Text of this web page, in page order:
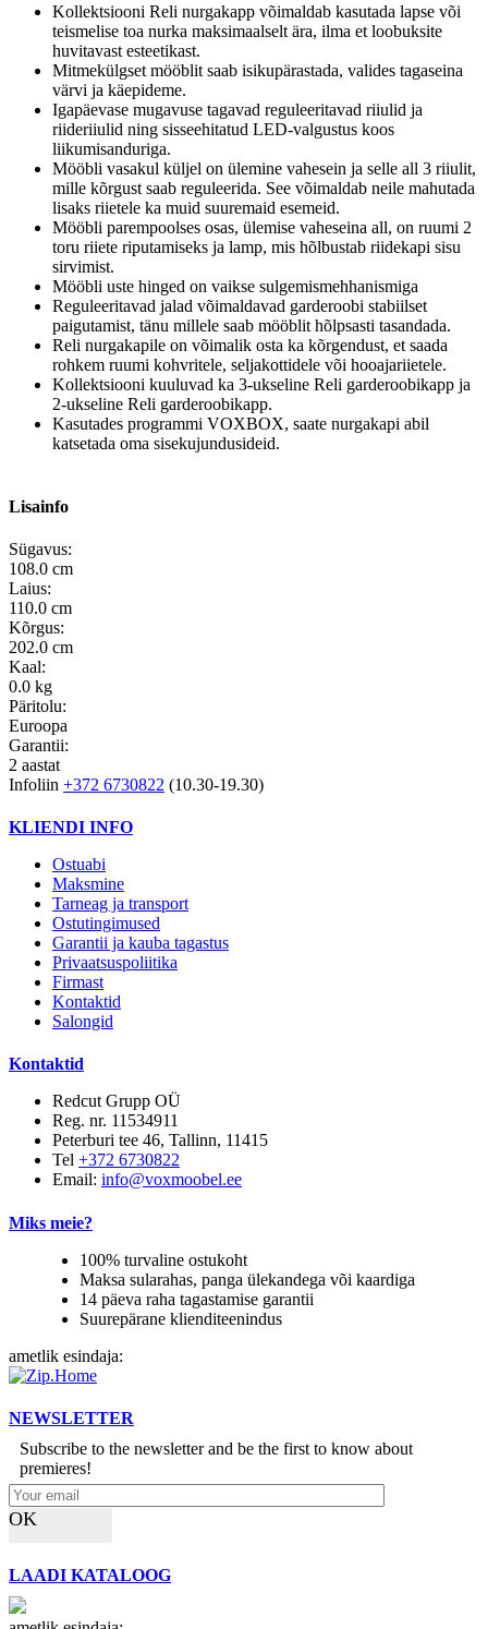
Kollektsiooni Reli nurgakapp võimaldab kasutada lapse või
teismelise toa nurka maksimaalselt ära, ilma et loobuksite
huvitavast esteetikast.
Mitmekülgset mööblit saab isikupärastada, valides tagaseina
värvi ja käepideme.
Igapäevase mugavuse tagavad reguleeritavad riiulid ja
riideriiulid ning sisseehitatud LED-valgustus koos
liikumisanduriga.
Mööbli vasakul küljel on ülemine vahesein ja selle all 3 riiulit,
mille kõrgust saab reguleerida. See võimaldab neile mahutada
lisaks riietele ka muid suuremaid esemeid.
Mööbli parempoolses osas, ülemise vaheseina all, on ruumi 2
toru riiete riputamiseks ja lamp, mis hõlbustab riidekapi sisu
sirvimist.
Mööbli uste hinged on vaikse sulgemismehhanismiga
Reguleeritavad jalad võimaldavad garderoobi stabiilset
paigutamist, tänu millele saab mööblit hõlpsasti tasandada.
Reli nurgakapile on võimalik osta ka kõrgendust, et saada
rohkem ruumi kohvritele, seljakottidele või hooajariietele.
Kollektsiooni kuuluvad ka 3-ukseline Reli garderoobikapp ja
2-ukseline Reli garderoobikapp.
Kasutades programmi VOXBOX, saate nurgakapi abil
katsetada oma sisekujundusideid.
Lisainfo
Sügavus:
108.0 cm
Laius:
110.0 cm
Kõrgus:
202.0 cm
Kaal:
0.0 kg
Päritolu:
Euroopa
Garantii:
2 aastat
Infoliin +372 6730822 (10.30-19.30)
KLIENDI INFO
Ostuabi
Maksmine
Tarneag ja transport
Ostutingimused
Garantii ja kauba tagastus
Privaatsuspoliitika
Firmast
Kontaktid
Salongid
Kontaktid
Redcut Grupp OÜ
Reg. nr. 11534911
Peterburi tee 46, Tallinn, 11415
Tel +372 6730822
Email: info@voxmoobel.ee
Miks meie?
100% turvaline ostukoht
Maksa sularahas, panga ülekandega või kaardiga
14 päeva raha tagastamise garantii
Suurepärane klienditeenindus
ametlik esindaja:
NEWSLETTER
Subscribe to the newsletter and be the first to know about
premieres!
OK
LAADI KATALOOG